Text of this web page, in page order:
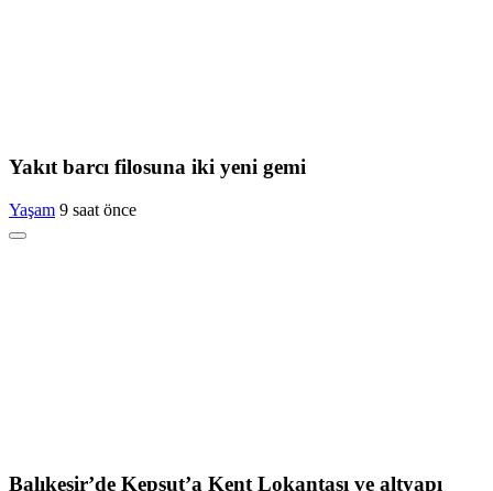
Yakıt barcı filosuna iki yeni gemi
Yaşam 9 saat önce
Balıkesir’de Kepsut’a Kent Lokantası ve altyapı